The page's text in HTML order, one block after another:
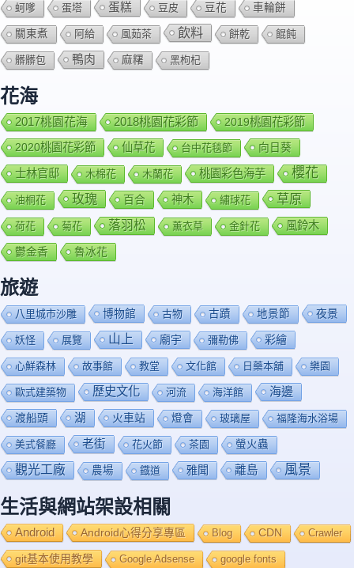
蚵嗲 蛋塔 蛋糕 豆皮 豆花 車輪餅
關東煮 阿給 風茹茶 飲料 餅乾 餛飩
髒髒包 鴨肉 麻糬 黑枸杞
花海
2017桃園花海 2018桃園花彩節
2019桃園花彩節
2020桃園花彩節
仙草花 台中花毯節 向日葵
士林官邸 木棉花 木蘭花 桃園彩色海芋 櫻花
油桐花 玫瑰 百合 神木 繡球花 草原
荷花 菊花 落羽松 薰衣草 金針花 風鈴木
鬱金香 魯冰花
旅遊
八里城市沙雕 博物館 古物 古蹟 地景節 夜景
妖怪 展覽 山上 廟宇 彌勒佛 彩繪
心鮮森林 故事館 教堂 文化館 日藥本舖 樂園
歐式建築物 歷史文化 河流 海洋館 海邊
渡船頭 湖 火車站 燈會 玻璃屋 福隆海水浴場
美式餐廳 老街 花火節 茶園 螢火蟲
觀光工廠 農場 鐡道 雅聞 離島 風景
生活與網站架設相關
Android Android心得分享專區 Blog CDN Crawler
git基本使用教學 Google Adsense google fonts